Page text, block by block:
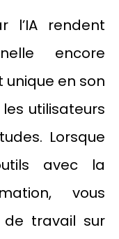
l’IA rendent
encore
unique en son
utilisateurs
Lorsque
avec la
vous
de travail sur